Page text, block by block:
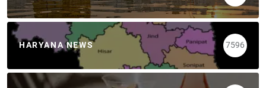
HARYANA NEWS 7596